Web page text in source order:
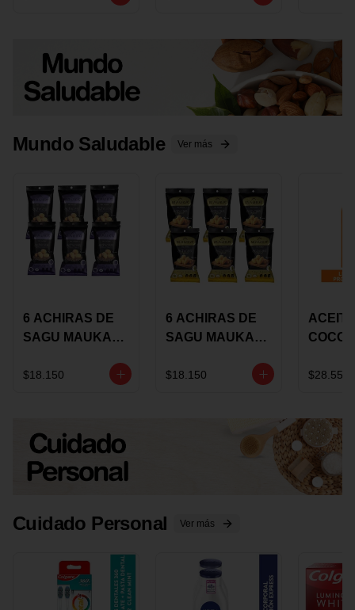
Mundo Saludable Ver más
6 ACHIRAS DE
SAGU MAUKA
$18.150
6 ACHIRAS DE
SAGU MAUKA
GRS
$18.150
COCO
150G
$28.550
Cuidado Personal Ver más